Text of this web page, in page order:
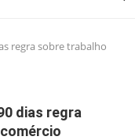
regra sobre trabalho
dias regra